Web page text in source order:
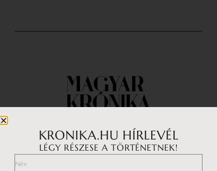
Impresszum
KRONIKA.HU HÍRLEVÉL
LÉGY RÉSZESE A TÖRTÉNETNEK!